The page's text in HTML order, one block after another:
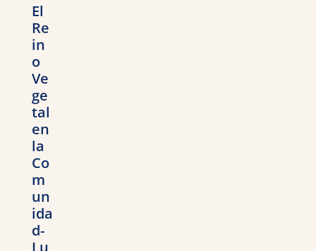
El
Re
in
o
Ve
ge
tal
en
la
Co
m
un
ida
d-
Lu